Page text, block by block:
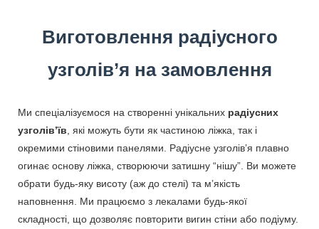
Виготовлення радіусного
узголів’я на замовлення
Ми спеціалізуємося на створенні унікальних радіусних
узголів’їв , які можуть бути як частиною ліжка, так і
окремими стіновими панелями. Радіусне узголів’я плавно
огинає основу ліжка, створюючи затишну “нішу”. Ви можете
обрати будь-яку висоту (аж до стелі) та м’якість
наповнення. Ми працюємо з лекалами будь-якої
складності, що дозволяє повторити вигин стіни або подіуму.